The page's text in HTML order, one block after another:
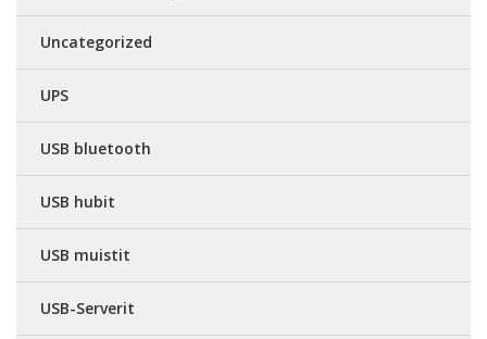
Uncategorized
UPS
USB bluetooth
USB hubit
USB muistit
USB-Serverit